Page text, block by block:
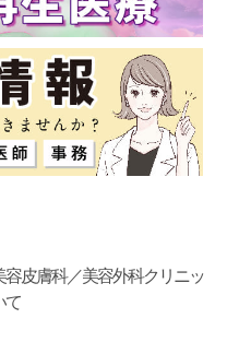
容皮膚科／美容外科クリニッ
て